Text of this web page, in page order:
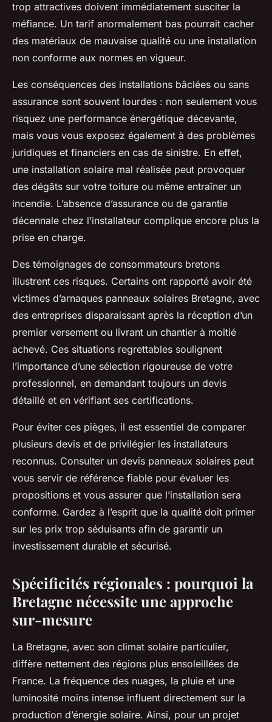
trop attractives doivent immédiatement susciter la
méfiance. Un tarif anormalement bas pourrait cacher
des matériaux de mauvaise qualité ou une installation
non conforme aux normes en vigueur.
Les conséquences des installations bâclées ou sans
assurance sont souvent lourdes : non seulement vous
risquez une performance énergétique décevante,
mais vous vous exposez également à des problèmes
juridiques et financiers en cas de sinistre. En effet,
une installation solaire mal réalisée peut provoquer
des dégâts sur votre toiture ou même entraîner un
incendie. L’absence d’assurance ou de garantie
décennale chez l’installateur complique encore plus la
prise en charge.
Des témoignages de consommateurs bretons
illustrent ces risques. Certains ont rapporté avoir été
victimes d’arnaques panneaux solaires Bretagne, avec
des entreprises disparaissant après la réception d’un
premier versement ou livrant un chantier à moitié
achevé. Ces situations regrettables soulignent
l’importance d’une sélection rigoureuse de votre
professionnel, en demandant toujours un devis
détaillé et en vérifiant ses certifications.
Pour éviter ces pièges, il est essentiel de comparer
plusieurs devis et de privilégier les installateurs
reconnus. Consulter un devis panneaux solaires peut
vous servir de référence fiable pour évaluer les
propositions et vous assurer que l’installation sera
conforme. Gardez à l’esprit que la qualité doit primer
sur les prix trop séduisants afin de garantir un
investissement durable et sécurisé.
Spécificités régionales : pourquoi la
Bretagne nécessite une approche
sur-mesure
La Bretagne, avec son climat solaire particulier,
diffère nettement des régions plus ensoleillées de
France. La fréquence des nuages, la pluie et une
luminosité moins intense influent directement sur la
production d’énergie solaire. Ainsi, pour un projet